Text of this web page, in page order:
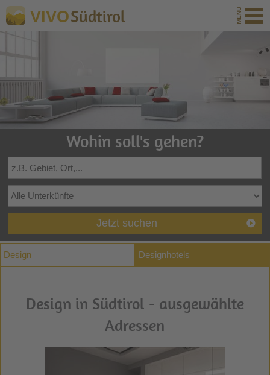
VIVOSüdtirol
Wohin soll's gehen?
Jetzt suchen
Design Designhotels
Design in Südtirol - ausgewählte
Adressen